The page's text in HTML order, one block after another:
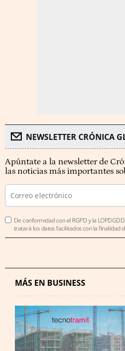
NEWSLETTER CRÓNICA
Apúntate a la newsletter de
las noticias más importantes
De conformidad con el RGPD y la
tratará los datos facilitados con la finalidad
MÁS EN BUSINESS